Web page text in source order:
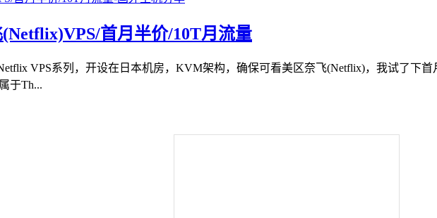
首月半价/10T月流量
VPS系列，开设在日本机房，KVM架构，确保可看美区奈飞(Netflix)，我试了下
于Th...